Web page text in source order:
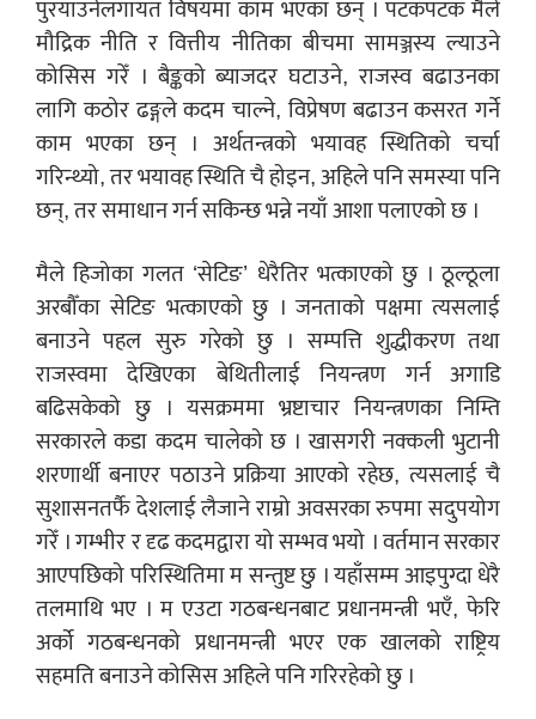
पुरयाउनेलगायत विषयमा काम भएका छन् । पटकपटक मैले
मौद्रिक नीति र वित्तीय नीतिका बीचमा सामञ्जस्य ल्याउने
कोसिस गरेँ । बैङ्कको ब्याजदर घटाउने, राजस्व बढाउनका
लागि कठोर ढङ्गले कदम चाल्ने, विप्रेषण बढाउन कसरत गर्ने
काम भएका छन् । अर्थतन्त्रको भयावह स्थितिको चर्चा
गरिन्थ्यो, तर भयावह स्थिति चै होइन, अहिले पनि समस्या पनि
छन्, तर समाधान गर्न सकिन्छ भन्ने नयाँ आशा पलाएको छ ।
मैले हिजोका गलत ‘सेटिङ’ धेरैतिर भत्काएको छु । ठूल्ठूला
अरबौँका सेटिङ भत्काएको छु । जनताको पक्षमा त्यसलाई
बनाउने पहल सुरु गरेको छु । सम्पत्ति शुद्धीकरण तथा
राजस्वमा देखिएका बेथितीलाई नियन्त्रण गर्न अगाडि
बढिसकेको छु । यसक्रममा भ्रष्टाचार नियन्त्रणका निम्ति
सरकारले कडा कदम चालेको छ । खासगरी नक्कली भुटानी
शरणार्थी बनाएर पठाउने प्रक्रिया आएको रहेछ, त्यसलाई चै
सुशासनतर्फै देशलाई लैजाने राम्रो अवसरका रुपमा सदुपयोग
गरेँ । गम्भीर र दृढ कदमद्वारा यो सम्भव भयो । वर्तमान सरकार
आएपछिको परिस्थितिमा म सन्तुष्ट छु । यहाँसम्म आइपुग्दा धेरै
तलमाथि भए । म एउटा गठबन्धनबाट प्रधानमन्त्री भएँ, फेरि
अर्को गठबन्धनको प्रधानमन्त्री भएर एक खालको राष्ट्रिय
सहमति बनाउने कोसिस अहिले पनि गरिरहेको छु ।